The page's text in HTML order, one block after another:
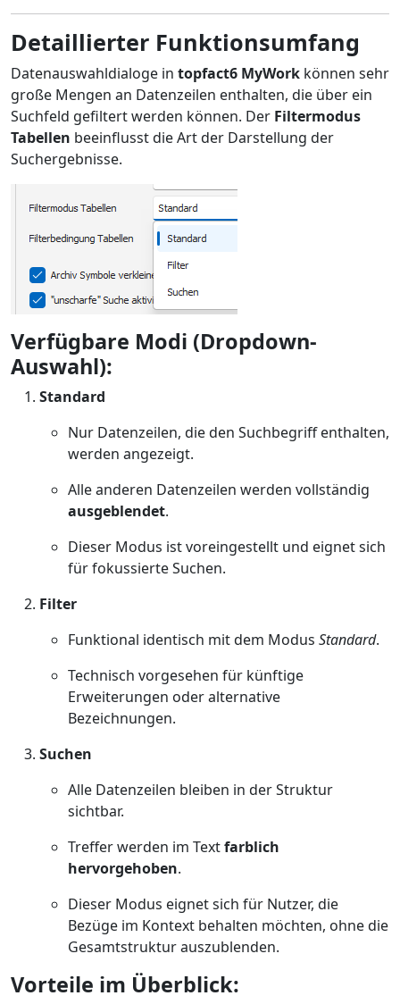
Detaillierter Funktionsumfang
Datenauswahldialoge in topfact6 MyWork können sehr
große Mengen an Datenzeilen enthalten, die über ein
Suchfeld gefiltert werden können. Der Filtermodus
Tabellen beeinflusst die Art der Darstellung der
Suchergebnisse.
Verfügbare Modi (Dropdown-
Auswahl):
Standard
Nur Datenzeilen, die den Suchbegriff enthalten,
werden angezeigt.
Alle anderen Datenzeilen werden vollständig
ausgeblendet.
Dieser Modus ist voreingestellt und eignet sich
für fokussierte Suchen.
Filter
Funktional identisch mit dem Modus Standard.
Technisch vorgesehen für künftige
Erweiterungen oder alternative
Bezeichnungen.
Suchen
Alle Datenzeilen bleiben in der Struktur
sichtbar.
Treffer werden im Textfarblich
hervorgehoben.
Dieser Modus eignet sich für Nutzer, die
Bezüge im Kontext behalten möchten, ohne die
Gesamtstruktur auszublenden.
Vorteile im Überblick: